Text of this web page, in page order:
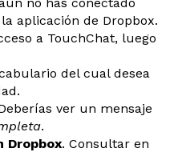
aplicación de Dropbox.
a TouchChat, luego
del cual desea
ver un mensaje
.
Dropbox. Consultar en